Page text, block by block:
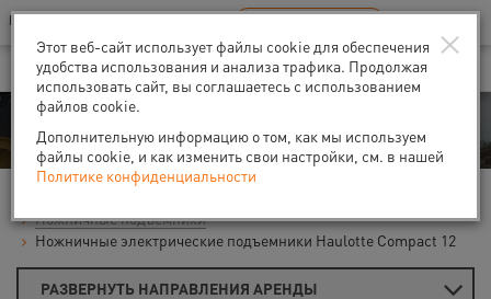
Ваш город:Тюмень
В Вашем регионе нет наших офисов RU EN
Аренда
Ножничные подъемники
Ножничные электрические подъемники Haulotte Compact 12
РАЗВЕРНУТЬ НАПРАВЛЕНИЯ АРЕНДЫ
×
Этот веб-сайт использует файлы cookie для обеспечения
удобства использования и анализа трафика. Продолжая
использовать сайт, вы соглашаетесь с использованием
файлов cookie.
Дополнительную информацию о том, как мы используем
файлы cookie, и как изменить свои настройки, см. в нашей
Политике конфиденциальности